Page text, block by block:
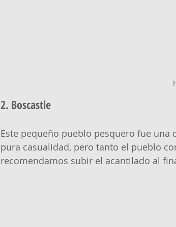
2. Boscastle
Este pequeño pueblo pesquero fue una
pura casualidad, pero tanto el pueblo
recomendamos subir el acantilado al